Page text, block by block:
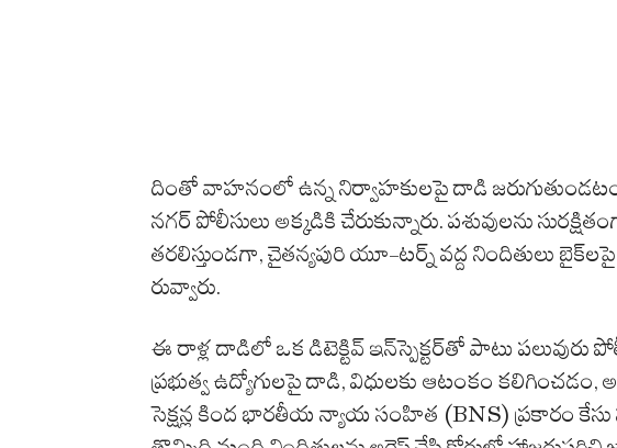
దింతో వాహనంలో ఉన్న నిర్వాహకులపై దాడి
నగర్ పోలీసులు అక్కడికి చేరుకున్నారు. పశువులను
తరలిస్తుండగా, చైతన్యపురి యూ-టర్న్ వద్ద నిందితులు
రువ్వారు.
ఈ రాళ్ల దాడిలో ఒక డిటెక్టివ్ ఇన్‌స్పెక్టర్‌తో పాటు
ప్రభుత్వ ఉద్యోగులపై దాడి, విధులకు ఆటంకం కలిగించడం,
సెక్షన్ల కింద భారతీయ న్యాయ సంహిత (BNS) ప్రకారం